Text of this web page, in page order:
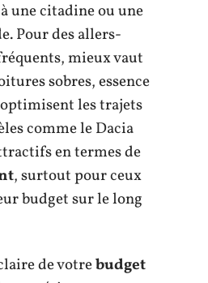
une citadine ou une
Pour des allers-
mieux vaut
sobres, essence
les trajets
comme le Dacia
en termes de
, surtout pour ceux
budget sur le long
de votrebudget